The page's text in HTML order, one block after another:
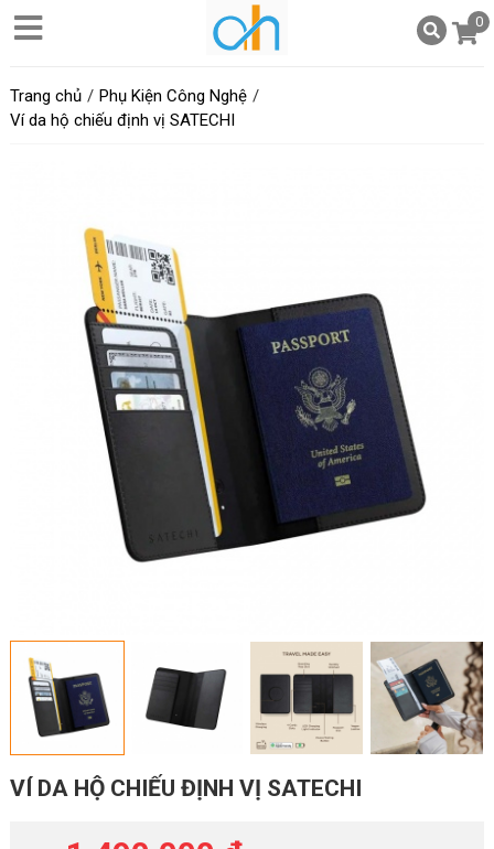
0
Trang chủ
Phụ Kiện Công Nghệ
Ví da hộ chiếu định vị SATECHI
VÍ DA HỘ CHIẾU ĐỊNH VỊ SATECHI